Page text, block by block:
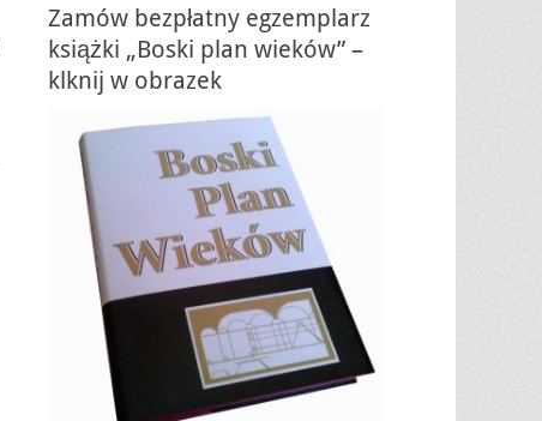
Zamów bezpłatny egzemplarz
książki „Boski plan wieków” –
klknij w obrazek